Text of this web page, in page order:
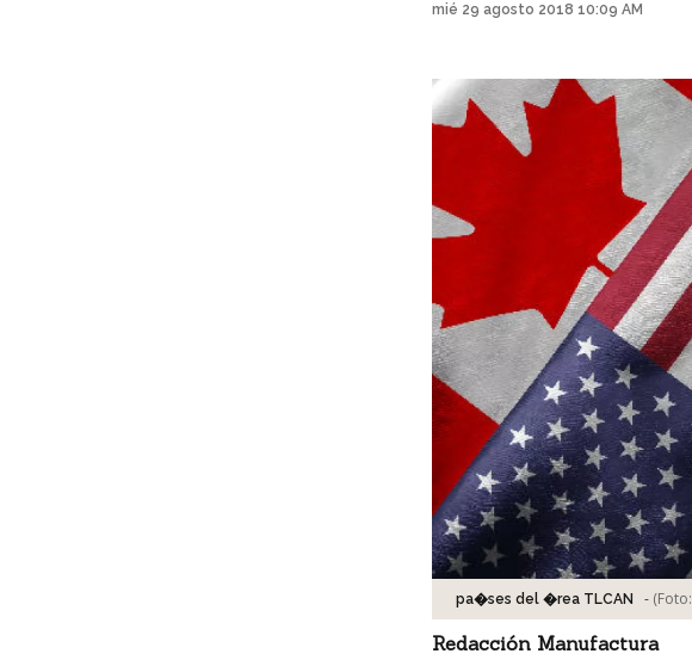
mié 29 agosto 2018 10:09 AM
pa�ses del �rea TLCAN - (Foto:
Redacción Manufactura